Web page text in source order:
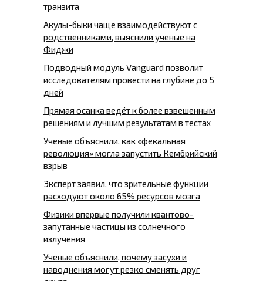
транзита
Акулы-быки чаще взаимодействуют с
родственниками, выяснили ученые на
Фиджи
Подводный модуль Vanguard позволит
исследователям провести на глубине до 5
дней
Прямая осанка ведёт к более взвешенным
решениям и лучшим результатам в тестах
Ученые объяснили, как «фекальная
революция» могла запустить Кембрийский
взрыв
Эксперт заявил, что зрительные функции
расходуют около 65% ресурсов мозга
Физики впервые получили квантово-
запутанные частицы из солнечного
излучения
Ученые объяснили, почему засухи и
наводнения могут резко сменять друг